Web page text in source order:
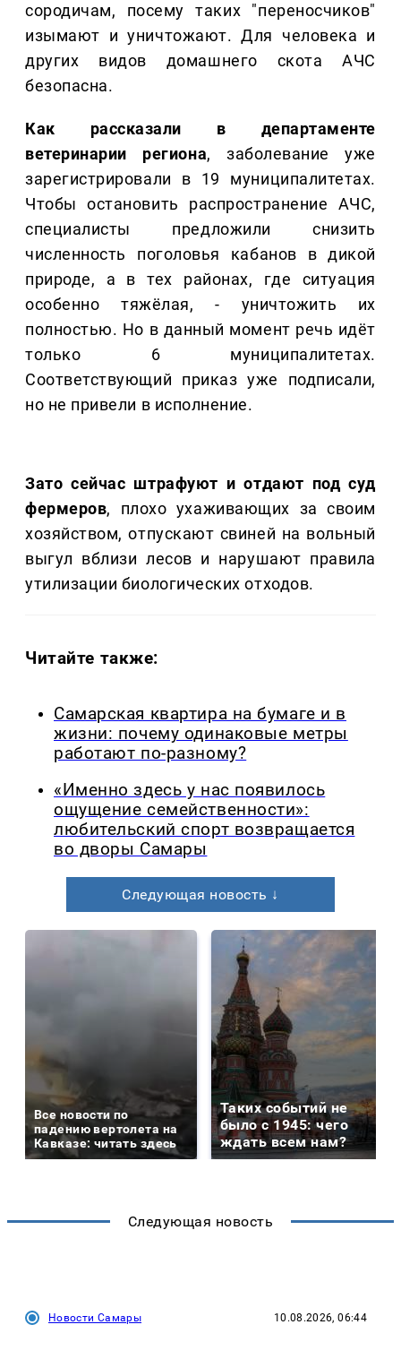
сородичам, посему таких "переносчиков"
изымают и уничтожают. Для человека и
других видов домашнего скота АЧС
безопасна.
Как рассказали в департаменте
ветеринарии региона, заболевание уже
зарегистрировали в 19 муниципалитетах.
Чтобы остановить распространение АЧС,
специалисты предложили снизить
численность поголовья кабанов в дикой
природе, а в тех районах, где ситуация
особенно тяжёлая, - уничтожить их
полностью. Но в данный момент речь идёт
только 6 муниципалитетах.
Соответствующий приказ уже подписали,
но не привели в исполнение.
Зато сейчас штрафуют и отдают под суд
фермеров, плохо ухаживающих за своим
хозяйством, отпускают свиней на вольный
выгул вблизи лесов и нарушают правила
утилизации биологических отходов.
Читайте также:
Самарская квартира на бумаге и в
жизни: почему одинаковые метры
работают по-разному?
«Именно здесь у нас появилось
ощущение семейственности»:
любительский спорт возвращается
во дворы Самары
Следующая новость ↓
Все новости по
падению вертолета на
Кавказе: читать здесь
Таких событий не
было с 1945: чего
ждать всем нам?
Следующая новость
Новости Самары 10.08.2026, 06:44